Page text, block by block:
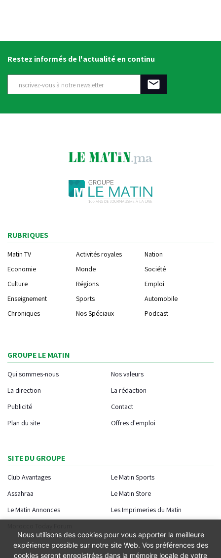
Restez informés de l'actualité en continu
RUBRIQUES
Matin TV Activités royales
Nation
Economie
Monde
Société
Culture
Régions
Emploi
Enseignement
Sports
Automobile
Chroniques
Nos Spéciaux Podcast
GROUPE LE MATIN
Qui sommes-nous
Nos valeurs
La direction
La rédaction
Publicité
Contact
Plan du site
Offres d'emploi
SITE DU GROUPE
Club Avantages
Le Matin Sports
Assahraa
Le Matin Store
Le Matin Annonces
Les Imprimeries du Matin
Nous utilisons des cookies pour vous apporter la meilleure
expérience possible sur notre site Web. Vos préférences des
cookies seront enregistrées dans la mémoire locale de votre